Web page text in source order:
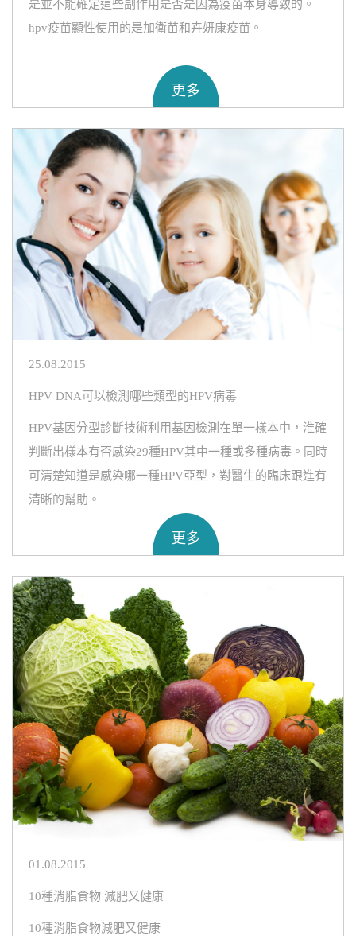
是並不能確定這些副作用是否是因為疫苗本身導致的。
hpv疫苗顯性使用的是加衛苗和卉妍康疫苗。
更多
25.08.2015
HPV DNA可以檢測哪些類型的HPV病毒
HPV基因分型診斷技術利用基因檢測在單一樣本中，淮確
判斷出樣本有否感染29種HPV其中一種或多種病毒。同時
可清楚知道是感染哪一種HPV亞型，對醫生的臨床跟進有
清晰的幫助。
更多
01.08.2015
10種消脂食物 減肥又健康
10種消脂食物減肥又健康